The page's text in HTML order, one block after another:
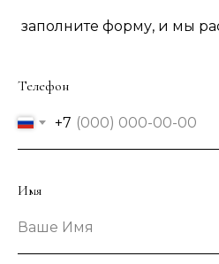
заполните форму, и мы
Телефон
+7
Имя
Ваше Имя